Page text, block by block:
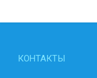
КОНТАКТЫ